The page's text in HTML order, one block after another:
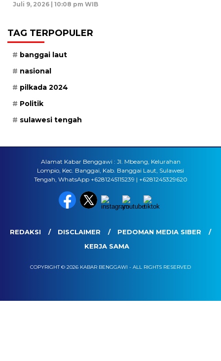
Juli 9, 2026 | 10:08 pm WIB
TAG TERPOPULER
banggai laut
nasional
pilkada 2024
Politik
sulawesi tengah
Alamat Kabar Benggawi : Jl. Mbeang, Kelurahan
Lompio, Kec. Banggai, Kab. Banggai Laut, Sulawesi
Tengah, WhatsApp +6281245115239 | +6281245329620
REDAKSI DISCLAIMER
PEDOMAN MEDIA SIBER
KERJA SAMA
COPYRIGHT © 2026 KABAR BENGGAWI - ALL RIGHTS RESERVED